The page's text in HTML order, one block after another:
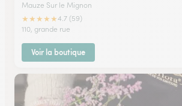
Mauze Sur le Mignon
★★★★★4.7 (59)
110, grande rue
Voir la boutique